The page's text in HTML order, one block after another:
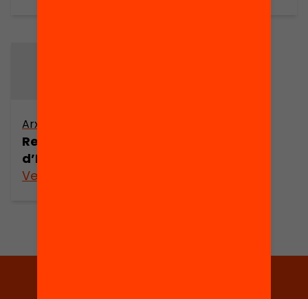
Arxiu
Regions
d’Europa
Veure’n més